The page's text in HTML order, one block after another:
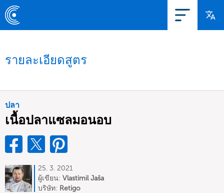
รายละเอียดสูตร
ปลา
เนื้อปลาแซลมอนอบ
25. 3. 2021
ผู้เขียน: Vlastimil Jaša
บริษัท: Retigo